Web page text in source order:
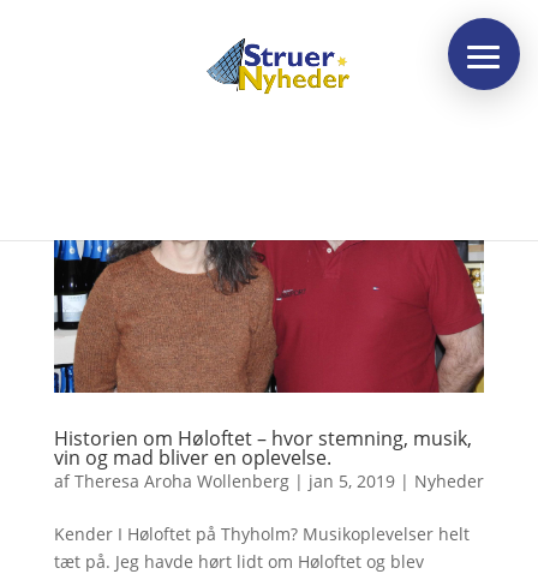
Historien om Høloftet – hvor stemning, musik,
vin og mad bliver en oplevelse.
afTheresa Aroha Wollenberg| jan 5, 2019| Nyheder
Kender I Høloftet på Thyholm? Musikoplevelser helt
tæt på. Jeg havde hørt lidt om Høloftet og blev